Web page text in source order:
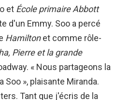
et École primaire Abbott
d'un Emmy. Soo a percé
Hamiltonet comme rôle-
Pierre et la grande
« Nous partageons la
Soo », plaisante Miranda.
Tant que j'écris de la